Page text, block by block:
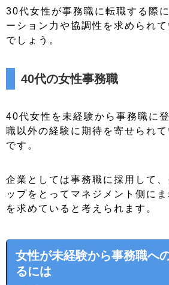
30代女性が事務職に転職する際
ーション力や協調性を求められ
でしょう。
40代の女性事務職
40代女性を未経験から事務職に
職以外の経験に期待を寄せられ
です。
企業としては事務職に採用して
ップをとってマネジメント側に
を求めていると考えられます。
女性が未経験から事務職へ
るには